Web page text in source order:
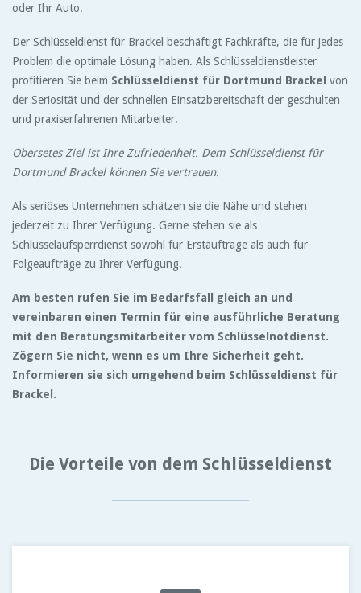
oder Ihr Auto.
Der Schlüsseldienst für Brackel beschäftigt Fachkräfte, die für jedes
Problem die optimale Lösung haben. Als Schlüsseldienstleister
profitieren Sie beim Schlüsseldienst für Dortmund Brackel von
der Seriosität und der schnellen Einsatzbereitschaft der geschulten
und praxiserfahrenen Mitarbeiter.
Obersetes Ziel ist Ihre Zufriedenheit. Dem Schlüsseldienst für
Dortmund Brackel können Sie vertrauen.
Als seriöses Unternehmen schätzen sie die Nähe und stehen
jederzeit zu Ihrer Verfügung. Gerne stehen sie als
Schlüsselaufsperrdienst sowohl für Erstaufträge als auch für
Folgeaufträge zu Ihrer Verfügung.
Am besten rufen Sie im Bedarfsfall gleich an und
vereinbaren einen Termin für eine ausführliche Beratung
mit den Beratungsmitarbeiter vom Schlüsselnotdienst.
Zögern Sie nicht, wenn es um Ihre Sicherheit geht.
Informieren sie sich umgehend beim Schlüsseldienst für
Brackel.
Die Vorteile von dem Schlüsseldienst